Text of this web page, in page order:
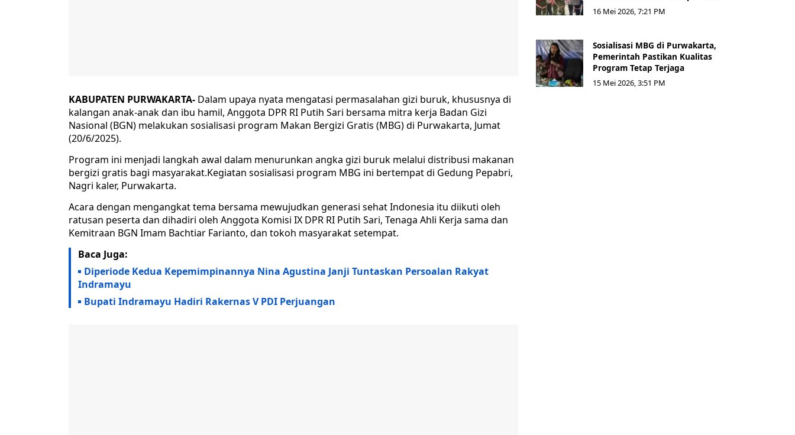
KABUPATEN PURWAKARTA- Dalam upaya nyata mengatasi permasalahan gizi buruk, khususnya di
kalangan anak-anak dan ibu hamil, Anggota DPR RI Putih Sari bersama mitra kerja Badan Gizi
Nasional (BGN) melakukan sosialisasi program Makan Bergizi Gratis (MBG) di Purwakarta, Jumat
(20/6/2025).
Program ini menjadi langkah awal dalam menurunkan angka gizi buruk melalui distribusi makanan
bergizi gratis bagi masyarakat.Kegiatan sosialisasi program MBG ini bertempat di Gedung Pepabri,
Nagri kaler, Purwakarta.
Acara dengan mengangkat tema bersama mewujudkan generasi sehat Indonesia itu diikuti oleh
ratusan peserta dan dihadiri oleh Anggota Komisi IX DPR RI Putih Sari, Tenaga Ahli Kerja sama dan
Kemitraan BGN Imam Bachtiar Farianto, dan tokoh masyarakat setempat.
Baca Juga:
Diperiode Kedua Kepemimpinannya Nina Agustina Janji Tuntaskan Persoalan Rakyat
Indramayu
Bupati Indramayu Hadiri Rakernas V PDI Perjuangan
16 Mei 2026, 7:21 PM
Sosialisasi MBG di Purwakarta,
Pemerintah Pastikan Kualitas
Program Tetap Terjaga
15 Mei 2026, 3:51 PM